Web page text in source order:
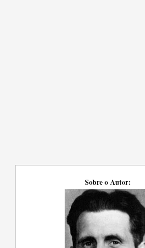
Sobre o Autor: